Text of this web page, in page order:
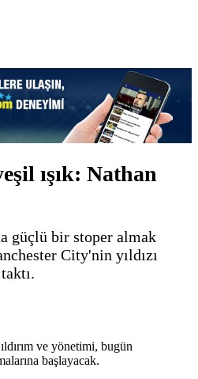
ışık: Nathan
güçlü bir stoper almak
City'nin yıldızı
ve yönetimi, bugün
başlayacak.